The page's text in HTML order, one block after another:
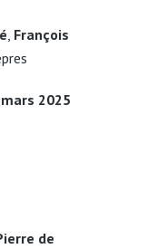
François
2025
de